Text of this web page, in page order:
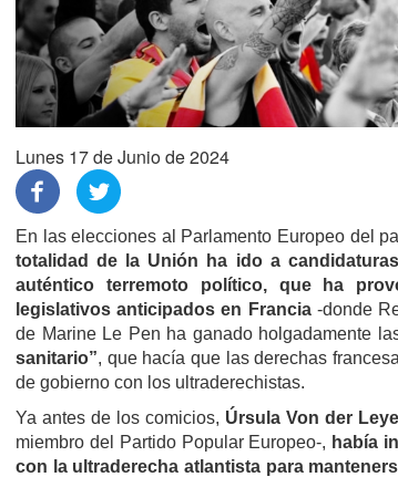
Lunes 17 de Junio de 2024
En las elecciones al Parlamento Europeo del
totalidad de la Unión ha ido a
auténtico terremoto político, que ha
legislativos anticipados en Francia -donde
de Marine Le Pen ha ganado holgadamente
sanitario”, que hacía que las derechas
de gobierno con los ultraderechistas.
Ya antes de los comicios, Úrsula Von der
miembro del Partido Popular Europeo-, había
con la ultraderecha atlantista para